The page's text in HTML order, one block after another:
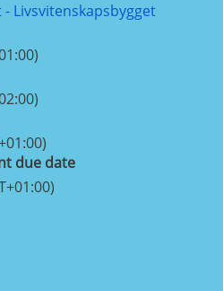
Livsvitenskapsbygget
due date